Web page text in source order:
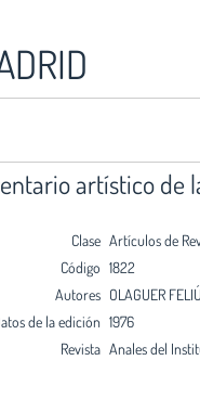
artístico de
Clase Artículos de
Código 1822
Autores OLAGUER
de la edición 1976
Revista Anales del